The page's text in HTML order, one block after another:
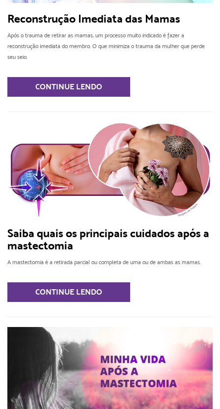
Reconstrução Imediata das Mamas
Após o trauma de retirar as mamas, um processo muito indicado é fazer a
reconstrução imediata do membro. O que minimiza o trauma da mulher que perde
seu seio.
CONTINUE LENDO
Saiba quais os principais cuidados após a
mastectomia
A mastectomia é a retirada parcial ou completa de uma ou de ambas as mamas.
CONTINUE LENDO